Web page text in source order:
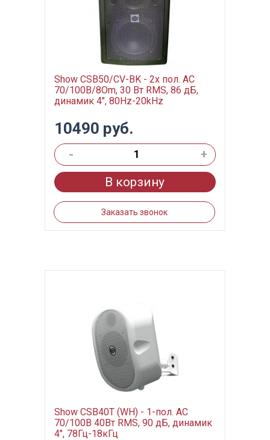
Show CSB50/CV-BK - 2х пол. АС
70/100В/8Om, 30 Вт RMS, 86 дБ,
динамик 4", 80Hz-20kHz
10490 руб.
-
+
В корзину
Заказать звонок
Show CSB40T (WH) - 1-пол. АС
70/100В 40Вт RMS, 90 дБ, динамик
4", 78Гц-18кГц